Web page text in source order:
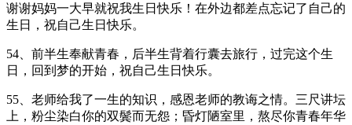
谢谢妈妈一大早就祝我生日快乐！在外边都差点忘记了自己的
生日，祝自己生日快乐。
54、前半生奉献青春，后半生背着行囊去旅行，过完这个生
日，回到梦的开始，祝自己生日快乐。
55、老师给我了一生的知识，感恩老师的教诲之情。三尺讲坛
上，粉尘染白你的双鬓而无怨；昏灯陋室里，熬尽你青春年华